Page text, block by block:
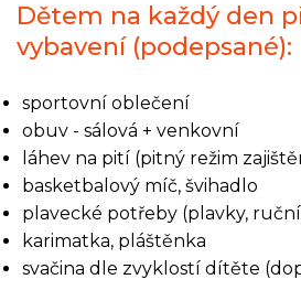
Dětem na každý den
vybavení (podepsané):
sportovní oblečení
obuv - sálová + venkovní
láhev na pití (pitný režim
basketbalový míč, švihadlo
plavecké potřeby (plavky,
karimatka, pláštěnka
svačina dle zvyklostí dítěte